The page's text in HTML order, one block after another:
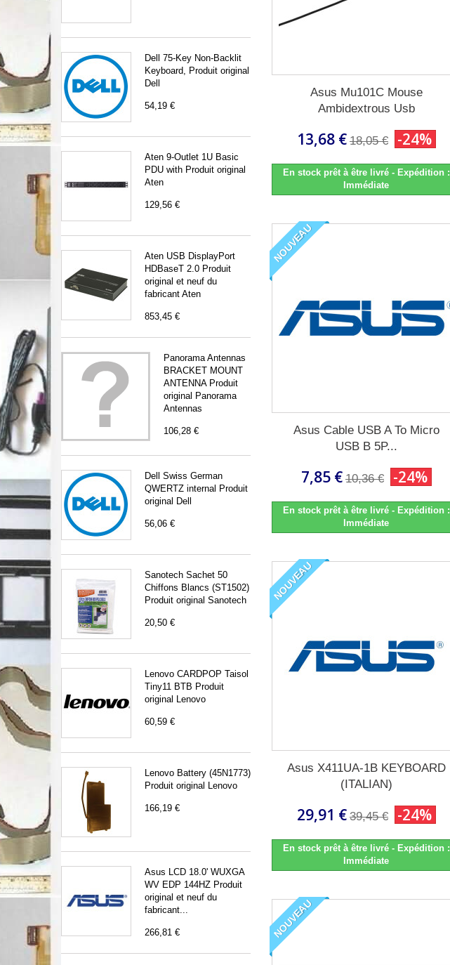
Dell 75-Key Non-Backlit
Keyboard, Produit original
Dell
54,19 €
Aten 9-Outlet 1U Basic
PDU with Produit original
Aten
129,56 €
Aten USB DisplayPort
HDBaseT 2.0 Produit
original et neuf du
fabricant Aten
853,45 €
Panorama Antennas
BRACKET MOUNT
ANTENNA Produit
original Panorama
Antennas
106,28 €
Dell Swiss German
QWERTZ internal Produit
original Dell
56,06 €
Sanotech Sachet 50
Chiffons Blancs (ST1502)
Produit original Sanotech
20,50 €
Lenovo CARDPOP Taisol
Tiny11 BTB Produit
original Lenovo
60,59 €
Lenovo Battery (45N1773)
Produit original Lenovo
166,19 €
Asus LCD 18.0' WUXGA
WV EDP 144HZ Produit
original et neuf du
fabricant...
266,81 €
Asus Mu101C Mouse
Ambidextrous Usb
13,68 € 18,05 € -24%
En stock prêt à être livré - Expédition :
Immédiate
NOUVEAU
Asus Cable USB A To Micro
USB B 5P...
7,85 € 10,36 € -24%
En stock prêt à être livré - Expédition :
Immédiate
NOUVEAU
Asus X411UA-1B KEYBOARD
(ITALIAN)
29,91 € 39,45 € -24%
En stock prêt à être livré - Expédition :
Immédiate
NOUVEAU